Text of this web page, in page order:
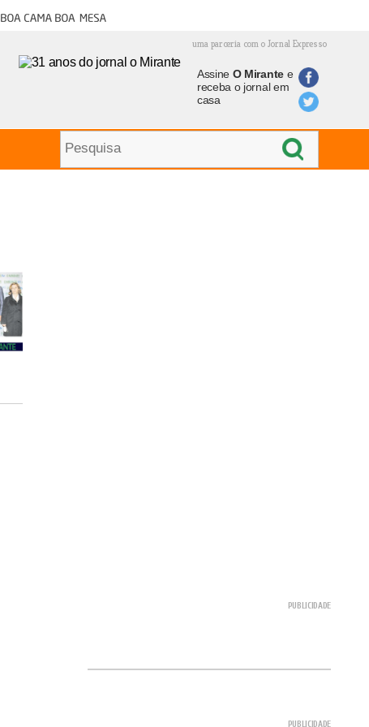
Boa cama boa mesa
uma parceria com o Jornal Expresso
Assine O Mirantee
receba o jornal em
casa